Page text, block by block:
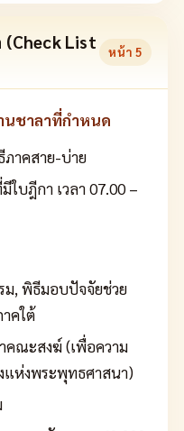
List
หน้า5
นชาลาที่กำหนด
ภาคสาย-บ่าย
ใบฎีกา เวลา 07.00 –
ม, พิธีมอบปัจจัยช่วย
คใต้
คณะสงฆ์ (เพื่อความ
แห่งพระพุทธศาสนา)